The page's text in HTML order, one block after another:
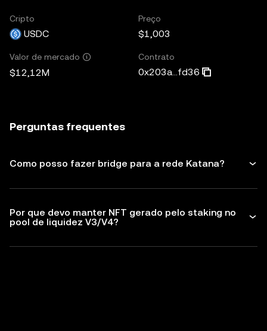
Cripto
USDC
Preço
$1,003
Valor de mercado
$12,12M
Contrato
0x203a...fd36
Perguntas frequentes
Como posso fazer bridge para a rede Katana?
Por que devo manter NFT gerado pelo staking no
pool de liquidez V3/V4?